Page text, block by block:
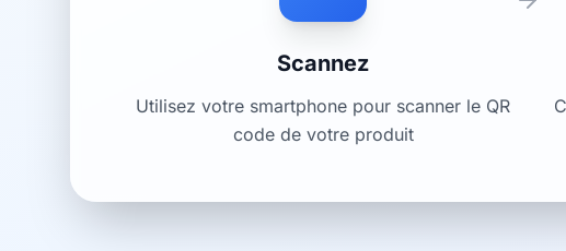
Scannez
Utilisez votre smartphone pour scanner le QR
code de votre produit